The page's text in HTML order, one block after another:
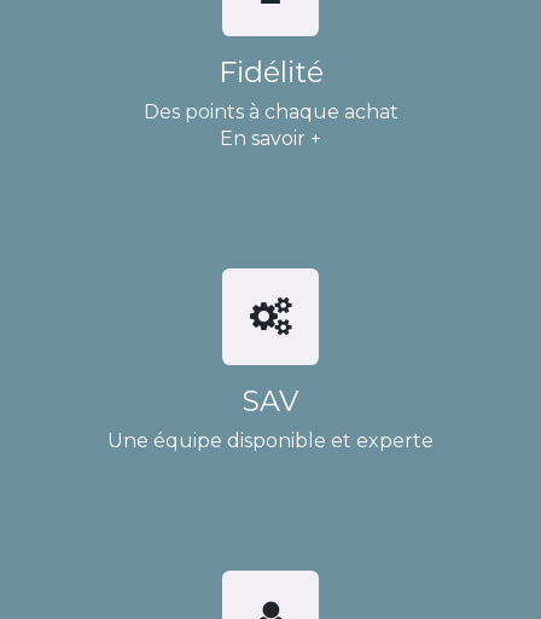
Fidélité
Des points à chaque achat
En savoir +
SAV
Une équipe disponible et experte